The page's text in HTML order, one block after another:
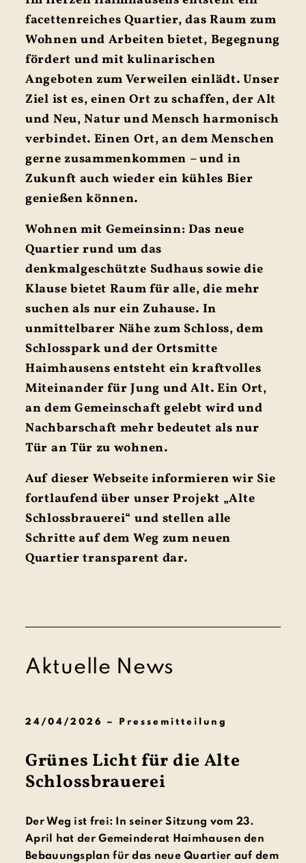
facettenreiches Quartier, das Raum zum
Wohnen und Arbeiten bietet, Begegnung
fördert und mit kulinarischen
Angeboten zum Verweilen einlädt. Unser
Ziel ist es, einen Ort zu schaffen, der Alt
und Neu, Natur und Mensch harmonisch
verbindet. Einen Ort, an dem Menschen
gerne zusammenkommen – und in
Zukunft auch wieder ein kühles Bier
genießen können.
Wohnen mit Gemeinsinn: Das neue
Quartier rund um das
denkmalgeschützte Sudhaus sowie die
Klause bietet Raum für alle, die mehr
suchen als nur ein Zuhause. In
unmittelbarer Nähe zum Schloss, dem
Schlosspark und der Ortsmitte
Haimhausens entsteht ein kraftvolles
Miteinander für Jung und Alt. Ein Ort,
an dem Gemeinschaft gelebt wird und
Nachbarschaft mehr bedeutet als nur
Tür an Tür zu wohnen.
Auf dieser Webseite informieren wir Sie
fortlaufend über unser Projekt „Alte
Schlossbrauerei“ und stellen alle
Schritte auf dem Weg zum neuen
Quartier transparent dar.
Aktuelle News
24/04/2026 – Pressemitteilung
Grünes Licht für die Alte
Schlossbrauerei
Der Weg ist frei: In seiner Sitzung vom 23.
April hat der Gemeinderat Haimhausen den
Bebauungsplan für das neue Quartier auf dem